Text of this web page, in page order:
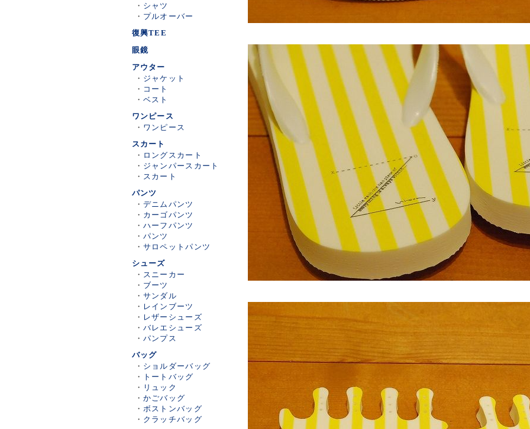
・ シャツ
・ プルオーバー
復興TEE
眼鏡
アウター
・ ジャケット
・ コート
・ ベスト
ワンピース
・ ワンピース
スカート
・ ロングスカート
・ ジャンパースカート
・ スカート
パンツ
・ デニムパンツ
・ カーゴパンツ
・ ハーフパンツ
・ パンツ
・ サロペットパンツ
シューズ
・ スニーカー
・ ブーツ
・ サンダル
・ レインブーツ
・ レザーシューズ
・ バレエシューズ
・ パンプス
バッグ
・ ショルダーバッグ
・
トートバッグ
・ リュック
・ かごバッグ
・ ボストンバッグ
・ クラッチバッグ